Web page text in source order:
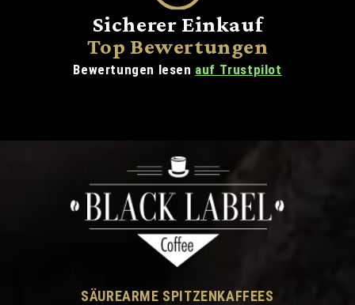
Sicherer Einkauf
Top Bewertungen
Bewertungen lesen auf Trustpilot
SÄUREARME SPITZENKAFFEES